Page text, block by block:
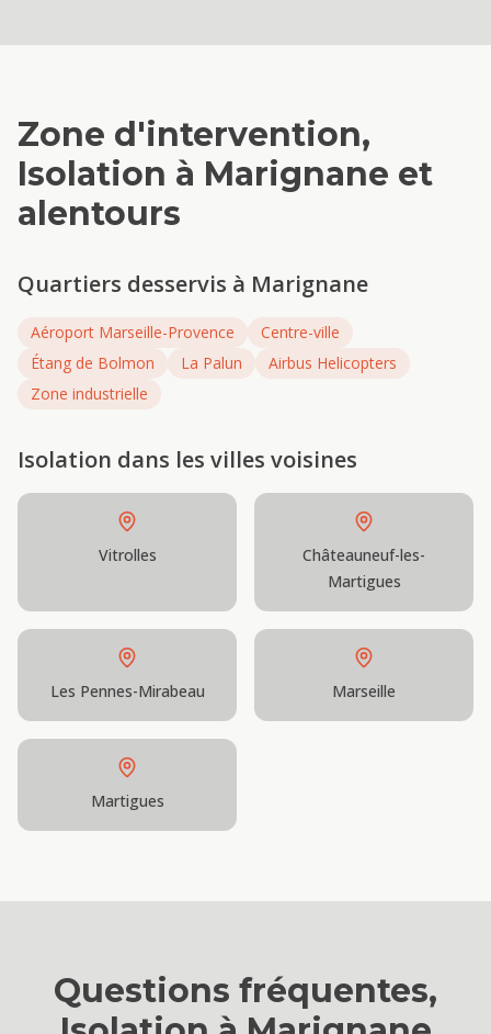
Zone d'intervention,
Isolation à Marignane et
alentours
Quartiers desservis à Marignane
Aéroport Marseille-Provence
Centre-ville
Étang de Bolmon
La Palun
Airbus Helicopters
Zone industrielle
Isolation dans les villes voisines
Vitrolles
Châteauneuf-les-
Martigues
Les Pennes-Mirabeau Marseille
Martigues
Questions fréquentes,